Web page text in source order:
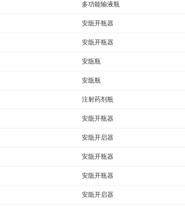
多功能输液瓶
安瓿开瓶器
安瓿开瓶器
安瓿瓶
安瓿瓶
注射药剂瓶
安瓿开瓶器
安瓿开启器
安瓿开瓶器
安瓿开瓶器
安瓿开启器